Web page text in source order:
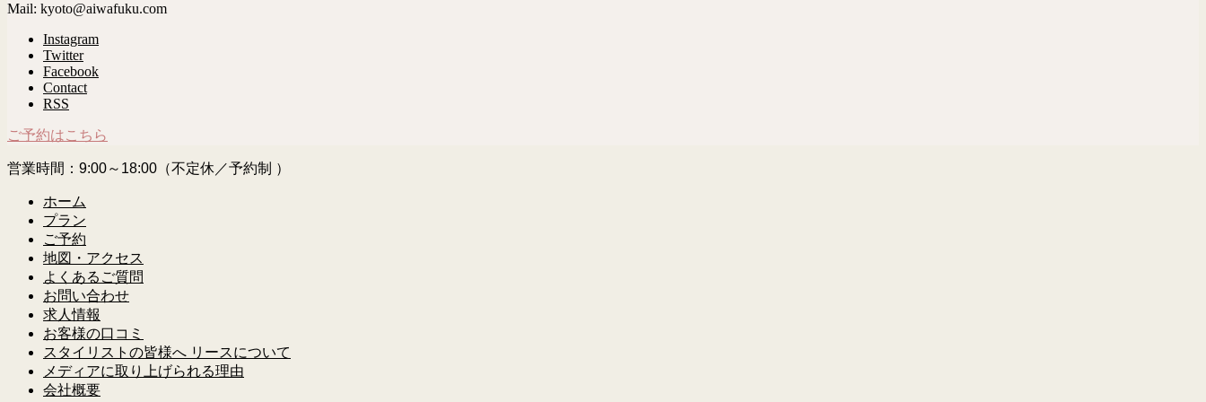
Mail: kyoto@aiwafuku.com
Instagram
Twitter
Facebook
Contact
RSS
ご予約はこちら
営業時間：9:00～18:00（不定休／予約制 ）
ホーム
プラン
ご予約
地図・アクセス
よくあるご質問
お問い合わせ
求人情報
お客様の口コミ
スタイリストの皆様へ リースについて
メディアに取り上げられる理由
会社概要